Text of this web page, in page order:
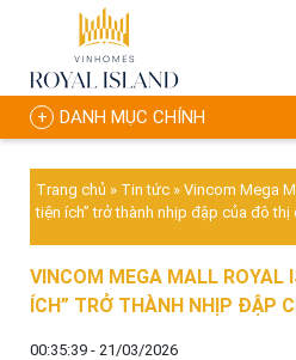
DANH MỤC CHÍNH
Trang chủ » Tin tức » Vincom Mega
tiện ích” trở thành nhịp đập của đô thị
VINCOM MEGA MALL ROYAL
ÍCH” TRỞ THÀNH NHỊP ĐẬP
00:35:39 - 21/03/2026